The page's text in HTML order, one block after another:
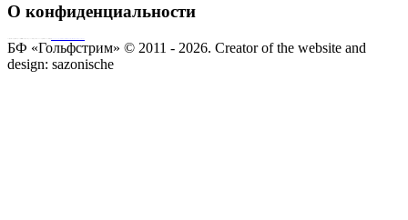
О конфиденциальности
БФ «Гольфстрим» © 2011 - 2026. Creator of the website and
design: sazonische